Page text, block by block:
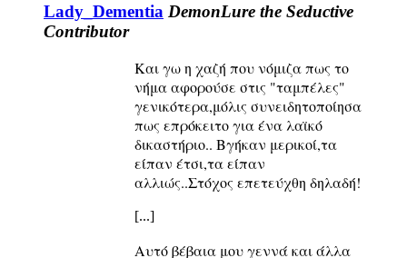
Lady_Dementia DemonLure the Seductive
Contributor
Και γω η χαζή που νόμιζα πως το
νήμα αφορούσε στις "ταμπέλες"
γενικότερα,μόλις συνειδητοποίησα
πως επρόκειτο για ένα λαϊκό
δικαστήριο.. Βγήκαν μερικοί,τα
είπαν έτσι,τα είπαν
αλλιώς..Στόχος επετεύχθη δηλαδή!
[...]
Αυτό βέβαια μου γεννά και άλλα